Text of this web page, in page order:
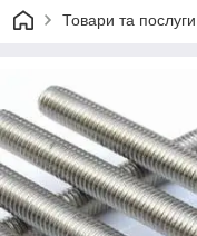
Товари та послуги